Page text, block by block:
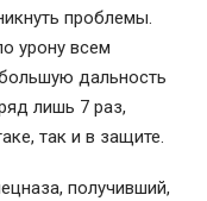
проблемы.
урону всем
дальность
лишь 7 раз,
так и в защите.
получивший,